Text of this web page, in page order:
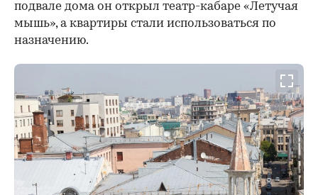
подвале дома он открыл театр-кабаре «Летучая
мышь», а квартиры стали использоваться по
назначению.